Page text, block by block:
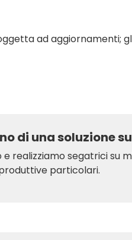
ad
di una soluzione
realizziamo segatrici su
particolari.